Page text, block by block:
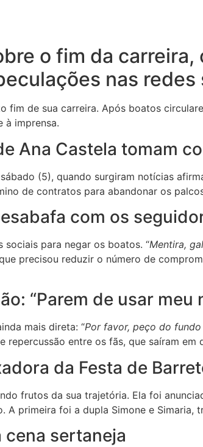
o fim da
nas redes
fim de sua carreira. Após boatos
à imprensa.
Ana Castela tomam
(5), quando surgiram notícias
de contratos para abandonar os
com os
para negar os boatos. “Mentira,
precisou reduzir o número de
“Parem de usar meu
mais direta: “Por favor, peço do
repercussão entre os fãs, que saíram
da Festa de
frutos da sua trajetória. Ela foi
primeira foi a dupla Simone e Simaria,
cena sertaneja